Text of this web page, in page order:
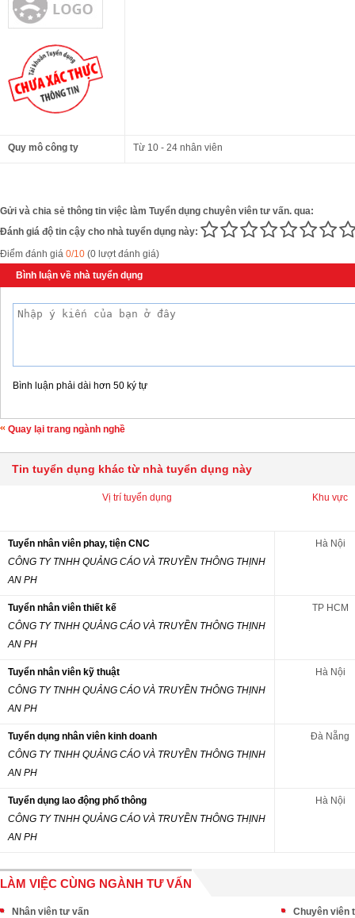
Quy mô công ty Từ 10 - 24 nhân viên
Gửi và chia sẻ thông tin việc làm Tuyển dụng chuyên viên tư vấn. qua:
Đánh giá độ tin cậy cho nhà tuyển dụng này:
Điểm đánh giá 0/10 (0 lượt đánh giá)
Bình luận về nhà tuyển dụng
Bình luận phải dài hơn 50 ký tự
Quay lại trang ngành nghề
Tin tuyển dụng khác từ nhà tuyển dụng này
Vị trí tuyển dụng Khu vực
Tuyển nhân viên phay, tiện CNC
CÔNG TY TNHH QUẢNG CÁO VÀ TRUYỀN THÔNG THỊNH
AN PH
Hà Nội
Tuyển nhân viên thiết kế
CÔNG TY TNHH QUẢNG CÁO VÀ TRUYỀN THÔNG THỊNH
AN PH
TP HCM
Tuyển nhân viên kỹ thuật
CÔNG TY TNHH QUẢNG CÁO VÀ TRUYỀN THÔNG THỊNH
AN PH
Hà Nội
Tuyển dụng nhân viên kinh doanh
CÔNG TY TNHH QUẢNG CÁO VÀ TRUYỀN THÔNG THỊNH
AN PH
Đà Nẵng
Tuyển dụng lao động phổ thông
CÔNG TY TNHH QUẢNG CÁO VÀ TRUYỀN THÔNG THỊNH
AN PH
Hà Nội
LÀM VIỆC CÙNG NGÀNH TƯ VẤN
Nhân viên tư vấn
Chuyên viên